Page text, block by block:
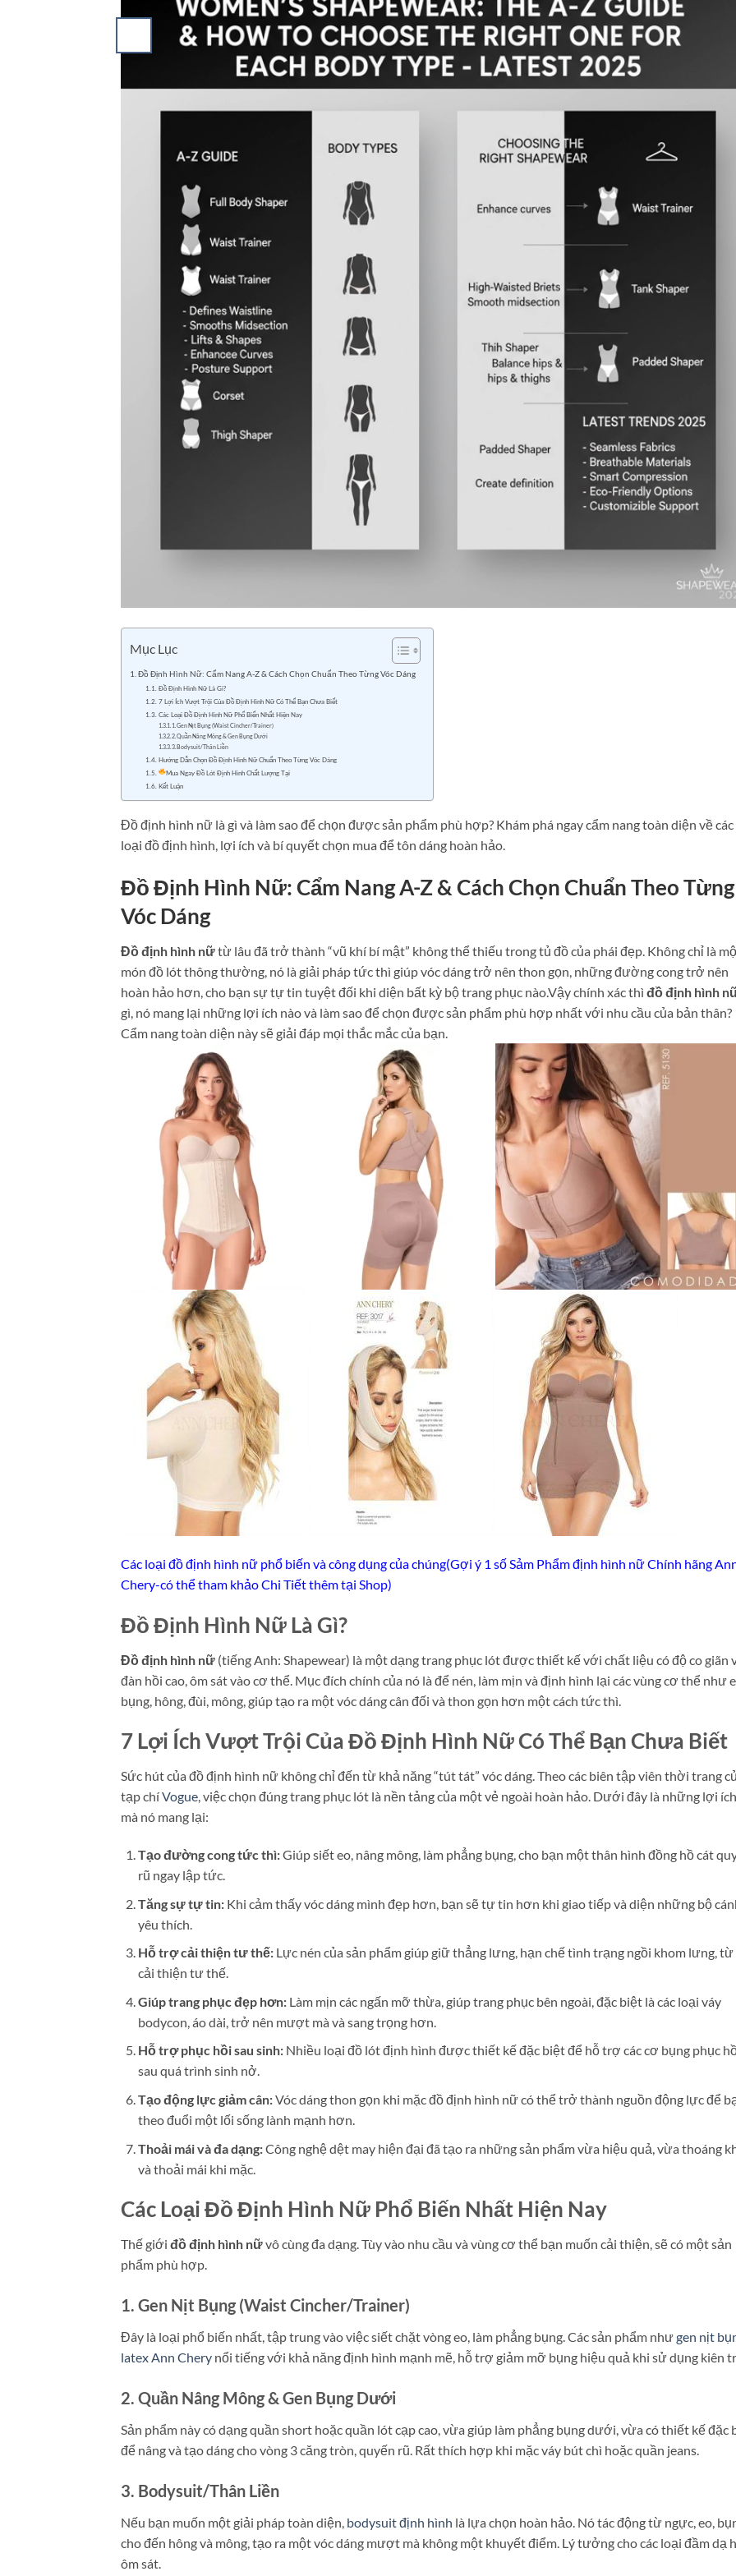
Mục Lục
Đồ Định Hình Nữ: Cẩm Nang A-Z & Cách Chọn Chuẩn Theo Từng Vóc Dáng
Đồ Định Hình Nữ Là Gì?
7 Lợi Ích Vượt Trội Của Đồ Định Hình Nữ Có Thể Bạn Chưa Biết
Các Loại Đồ Định Hình Nữ Phổ Biến Nhất Hiện Nay
1. Gen Nịt Bụng (Waist Cincher/Trainer)
2. Quần Nâng Mông & Gen Bụng Dưới
3. Bodysuit/Thân Liền
Hướng Dẫn Chọn Đồ Định Hình Nữ Chuẩn Theo Từng Vóc Dáng
Mua Ngay Đồ Lót Định Hình Chất Lượng Tại
Kết Luận
Đồ định hình nữ là gì và làm sao để chọn được sản phẩm phù hợp? Khám phá ngay cẩm nang toàn diện về các
loại đồ định hình, lợi ích và bí quyết chọn mua để tôn dáng hoàn hảo.
Đồ Định Hình Nữ: Cẩm Nang A-Z & Cách Chọn Chuẩn Theo Từng
Vóc Dáng
Đồ định hình nữtừ lâu đã trở thành “vũ khí bí mật” không thể thiếu trong tủ đồ của phái đẹp. Không chỉ là
món đồ lót thông thường, nó là giải pháp tức thì giúp vóc dáng trở nên thon gọn, những đường cong trở nên
hoàn hảo hơn, cho bạn sự tự tin tuyệt đối khi diện bất kỳ bộ trang phục nào.Vậy chính xác thì đồ định hình
gì, nó mang lại những lợi ích nào và làm sao để chọn được sản phẩm phù hợp nhất với nhu cầu của bản thân?
Cẩm nang toàn diện này sẽ giải đáp mọi thắc mắc của bạn.
Các loại đồ định hình nữ phổ biến và công dụng của chúng(Gợi ý 1 số Sảm Phẩm định hình nữ Chính hãng
Chery-có thể tham khảo Chi Tiết thêm tại Shop)
Đồ Định Hình Nữ Là Gì?
Đồ định hình nữ (tiếng Anh: Shapewear) là một dạng trang phục lót được thiết kế với chất liệu có độ co giãn
đàn hồi cao, ôm sát vào cơ thể. Mục đích chính của nó là để nén, làm mịn và định hình lại các vùng cơ thể như
bụng, hông, đùi, mông, giúp tạo ra một vóc dáng cân đối và thon gọn hơn một cách tức thì.
7 Lợi Ích Vượt Trội Của Đồ Định Hình Nữ Có Thể Bạn Chưa Biết
Sức hút của đồ định hình nữ không chỉ đến từ khả năng “tút tát” vóc dáng. Theo các biên tập viên thời trang
tạp chíVogue, việc chọn đúng trang phục lót là nền tảng của một vẻ ngoài hoàn hảo. Dưới đây là những lợi ích
mà nó mang lại:
Tạo đường cong tức thì:Giúp siết eo, nâng mông, làm phẳng bụng, cho bạn một thân hình đồng hồ cát
rũ ngay lập tức.
Tăng sự tự tin:Khi cảm thấy vóc dáng mình đẹp hơn, bạn sẽ tự tin hơn khi giao tiếp và diện những bộ
yêu thích.
Hỗ trợ cải thiện tư thế:Lực nén của sản phẩm giúp giữ thẳng lưng, hạn chế tình trạng ngồi khom lưng, từ
cải thiện tư thế.
Giúp trang phục đẹp hơn:Làm mịn các ngấn mỡ thừa, giúp trang phục bên ngoài, đặc biệt là các loại váy
bodycon, áo dài, trở nên mượt mà và sang trọng hơn.
Hỗ trợ phục hồi sau sinh:Nhiều loại đồ lót định hình được thiết kế đặc biệt để hỗ trợ các cơ bụng phục
sau quá trình sinh nở.
Tạo động lực giảm cân:Vóc dáng thon gọn khi mặc đồ định hình nữ có thể trở thành nguồn động lực để
theo đuổi một lối sống lành mạnh hơn.
Thoải mái và đa dạng:Công nghệ dệt may hiện đại đã tạo ra những sản phẩm vừa hiệu quả, vừa thoáng
và thoải mái khi mặc.
Các Loại Đồ Định Hình Nữ Phổ Biến Nhất Hiện Nay
Thế giới đồ định hình nữvô cùng đa dạng. Tùy vào nhu cầu và vùng cơ thể bạn muốn cải thiện, sẽ có một sản
phẩm phù hợp.
1. Gen Nịt Bụng (Waist Cincher/Trainer)
Đây là loại phổ biến nhất, tập trung vào việc siết chặt vòng eo, làm phẳng bụng. Các sản phẩm nhưgen nịt
latex Ann Chery nổi tiếng với khả năng định hình mạnh mẽ, hỗ trợ giảm mỡ bụng hiệu quả khi sử dụng kiên
2. Quần Nâng Mông & Gen Bụng Dưới
Sản phẩm này có dạng quần short hoặc quần lót cạp cao, vừa giúp làm phẳng bụng dưới, vừa có thiết kế đặc
để nâng và tạo dáng cho vòng 3 căng tròn, quyến rũ. Rất thích hợp khi mặc váy bút chì hoặc quần jeans.
3. Bodysuit/Thân Liền
Nếu bạn muốn một giải pháp toàn diện, bodysuit định hình là lựa chọn hoàn hảo. Nó tác động từ ngực, eo,
cho đến hông và mông, tạo ra một vóc dáng mượt mà không một khuyết điểm. Lý tưởng cho các loại đầm dạ
ôm sát.